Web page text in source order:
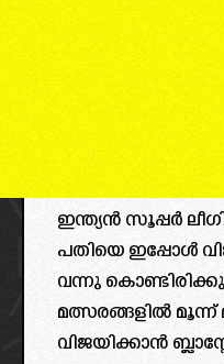
ഇന്ത്യൻ സൂപ്പർ
പതിയെ ഇപ്പോൾ
വന്നു
മത്സരങ്ങളിൽ മൂന്ന്
വിജയിക്കാൻ